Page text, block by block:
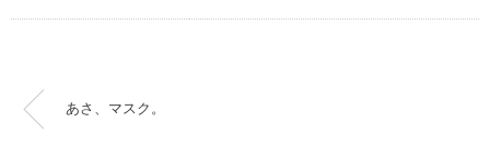
あさ、マスク。